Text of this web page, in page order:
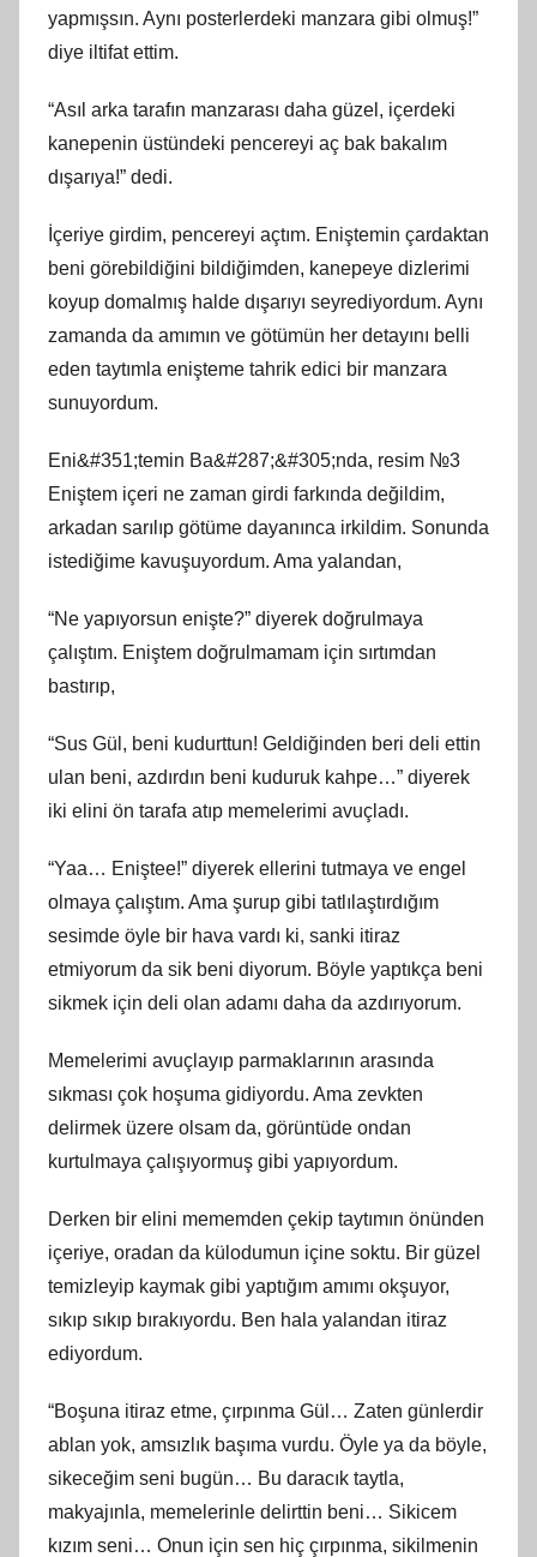
yapmışsın. Aynı posterlerdeki manzara gibi olmuş!”
diye iltifat ettim.
“Asıl arka tarafın manzarası daha güzel, içerdeki
kanepenin üstündeki pencereyi aç bak bakalım
dışarıya!” dedi.
İçeriye girdim, pencereyi açtım. Eniştemin çardaktan
beni görebildiğini bildiğimden, kanepeye dizlerimi
koyup domalmış halde dışarıyı seyrediyordum. Aynı
zamanda da amımın ve götümün her detayını belli
eden taytımla enişteme tahrik edici bir manzara
sunuyordum.
Eni&#351;temin Ba&#287;&#305;nda, resim №3
Eniştem içeri ne zaman girdi farkında değildim,
arkadan sarılıp götüme dayanınca irkildim. Sonunda
istediğime kavuşuyordum. Ama yalandan,
“Ne yapıyorsun enişte?” diyerek doğrulmaya
çalıştım. Eniştem doğrulmamam için sırtımdan
bastırıp,
“Sus Gül, beni kudurttun! Geldiğinden beri deli ettin
ulan beni, azdırdın beni kuduruk kahpe…” diyerek
iki elini ön tarafa atıp memelerimi avuçladı.
“Yaa… Eniştee!” diyerek ellerini tutmaya ve engel
olmaya çalıştım. Ama şurup gibi tatlılaştırdığım
sesimde öyle bir hava vardı ki, sanki itiraz
etmiyorum da sik beni diyorum. Böyle yaptıkça beni
sikmek için deli olan adamı daha da azdırıyorum.
Memelerimi avuçlayıp parmaklarının arasında
sıkması çok hoşuma gidiyordu. Ama zevkten
delirmek üzere olsam da, görüntüde ondan
kurtulmaya çalışıyormuş gibi yapıyordum.
Derken bir elini mememden çekip taytımın önünden
içeriye, oradan da külodumun içine soktu. Bir güzel
temizleyip kaymak gibi yaptığım amımı okşuyor,
sıkıp sıkıp bırakıyordu. Ben hala yalandan itiraz
ediyordum.
“Boşuna itiraz etme, çırpınma Gül… Zaten günlerdir
ablan yok, amsızlık başıma vurdu. Öyle ya da böyle,
sikeceğim seni bugün… Bu daracık taytla,
makyajınla, memelerinle delirttin beni… Sikicem
kızım seni… Onun için sen hiç çırpınma, sikilmenin